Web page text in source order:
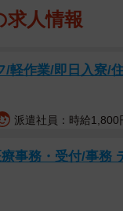
求人情報
/軽作業/即日入寮/
派遣社員：時給1,800
事務・受付/事務